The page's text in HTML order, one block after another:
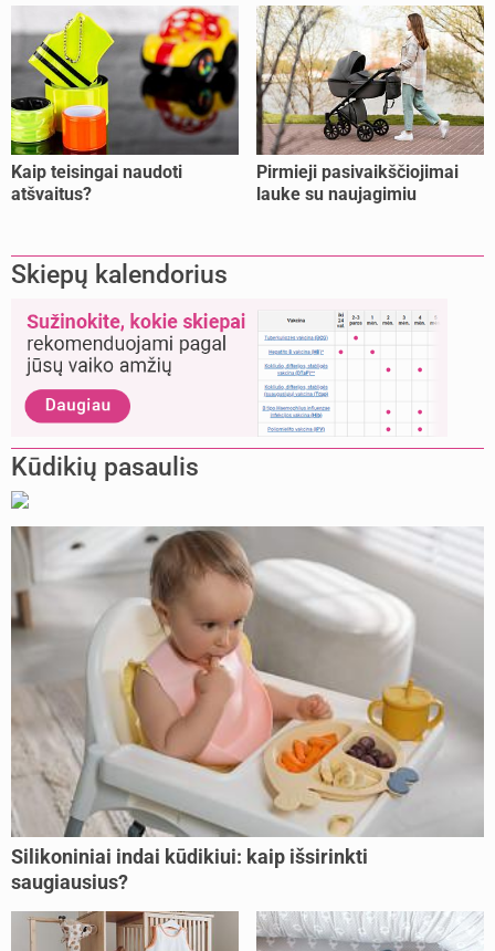
Kaip teisingai naudoti
atšvaitus?
Pirmieji pasivaikščiojimai
lauke su naujagimiu
Skiepų kalendorius
Kūdikių pasaulis
Silikoniniai indai kūdikiui: kaip išsirinkti
saugiausius?